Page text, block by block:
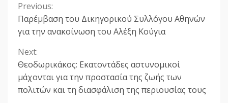
Continue
Reading
Previous:
Παρέμβαση του Δικηγορικού Συλλόγου Αθηνών
για την ανακοίνωση του Αλέξη Κούγια
Next:
Θεοδωρικάκος: Εκατοντάδες αστυνομικοί
μάχονται για την προστασία της ζωής των
πολιτών και τη διασφάλιση της περιουσίας τους